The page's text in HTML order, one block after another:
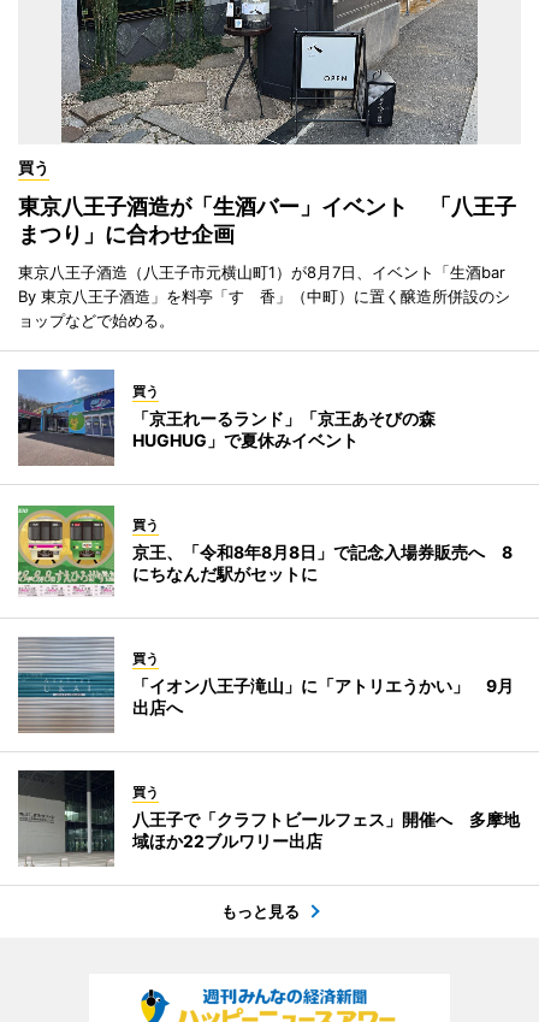
買う
東京八王子酒造が「生酒バー」イベント 「八王子
まつり」に合わせ企画
東京八王子酒造（八王子市元横山町1）が8月7日、イベント「生酒bar
By 東京八王子酒造」を料亭「すゞ香」（中町）に置く醸造所併設のシ
ョップなどで始める。
買う
「京王れーるランド」「京王あそびの森
HUGHUG」で夏休みイベント
買う
京王、「令和8年8月8日」で記念入場券販売へ 8
にちなんだ駅がセットに
買う
「イオン八王子滝山」に「アトリエうかい」 9月
出店へ
買う
八王子で「クラフトビールフェス」開催へ 多摩地
域ほか22ブルワリー出店
もっと見る